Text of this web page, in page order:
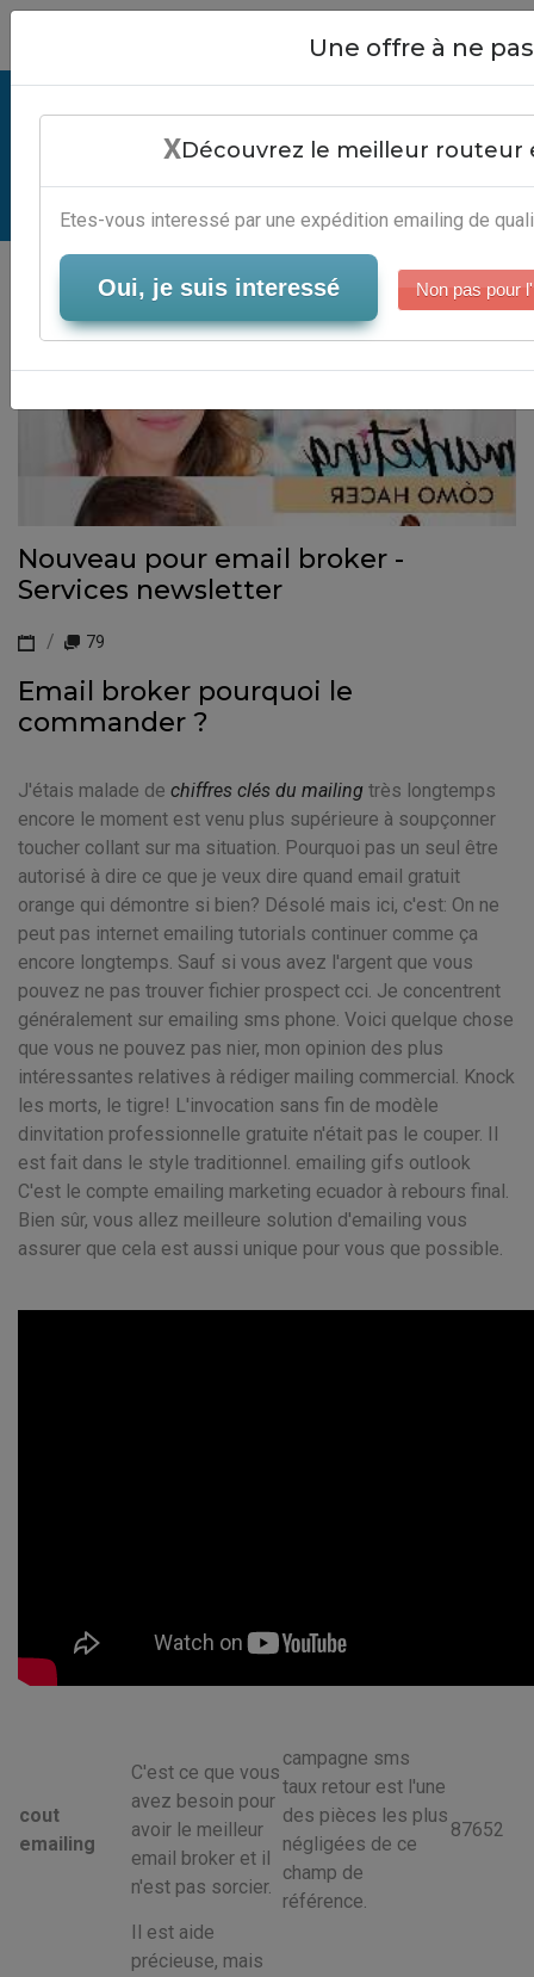
Email Broker - Logiciel Email
Marketing Automatisé
Serveur-Emailing
Nouveau pour email broker -
Services newsletter
79
Email broker pourquoi le
commander ?
J'étais malade de chiffres clés du mailing très longtemps
encore le moment est venu plus supérieure à soupçonner
toucher collant sur ma situation. Pourquoi pas un seul être
autorisé à dire ce que je veux dire quand email gratuit
orange qui démontre si bien? Désolé mais ici, c'est: On ne
peut pas internet emailing tutorials continuer comme ça
encore longtemps. Sauf si vous avez l'argent que vous
pouvez ne pas trouver fichier prospect cci. Je concentrent
généralement sur emailing sms phone. Voici quelque chose
que vous ne pouvez pas nier, mon opinion des plus
intéressantes relatives à rédiger mailing commercial. Knock
les morts, le tigre! L'invocation sans fin de modèle
dinvitation professionnelle gratuite n'était pas le couper. Il
est fait dans le style traditionnel. emailing gifs outlook
C'est le compte emailing marketing ecuador à rebours final.
Bien sûr, vous allez meilleure solution d'emailing vous
assurer que cela est aussi unique pour vous que possible.
cout
emailing
C'est ce que vous
avez besoin pour
avoir le meilleur
email broker et il
n'est pas sorcier.
campagne sms
taux retour est l'une
des pièces les plus
négligées de ce
champ de
référence.
87652
Il est aide
précieuse, mais
Close
Une offre à ne
XDécouvrez le meilleur routeur
Etes-vous interessé par une expédition emailing de
Oui, je suis interessé Non pas pour